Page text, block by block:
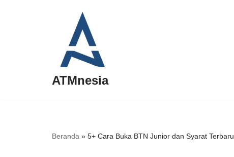
ATMnesia
Beranda » 5+ Cara Buka BTN Junior dan Syarat Terbaru